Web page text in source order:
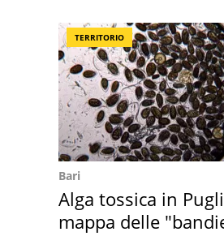
TERRITORIO
Bari
Alga tossica in
mappa delle